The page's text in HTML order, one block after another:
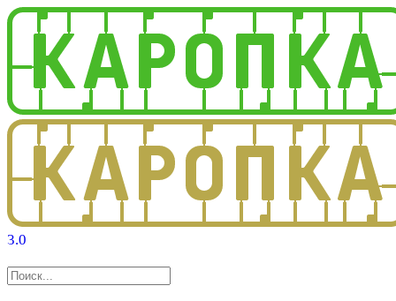
3.0